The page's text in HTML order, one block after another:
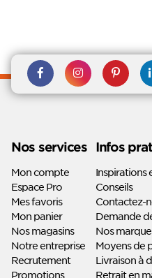
Rejoignez nous
Suivez-
Instagram
Nos services
Mon compte
Espace Pro
Mes favoris
Mon panier
Nos magasins
Notre entreprise
Recrutement
Promotions
Infos
Inspirations
Conseils
Contactez-
Demande
Nos
Moyens de
Livraison à
Retrait en